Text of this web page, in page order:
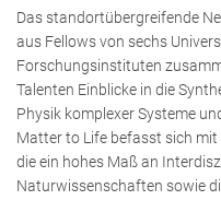
Das standortübergreifende
aus Fellows von sechs
Forschungsinstituten
Talenten Einblicke in die
Physik komplexer Systeme
Matter to Life befasst sich
die ein hohes Maß an
Naturwissenschaften sowie